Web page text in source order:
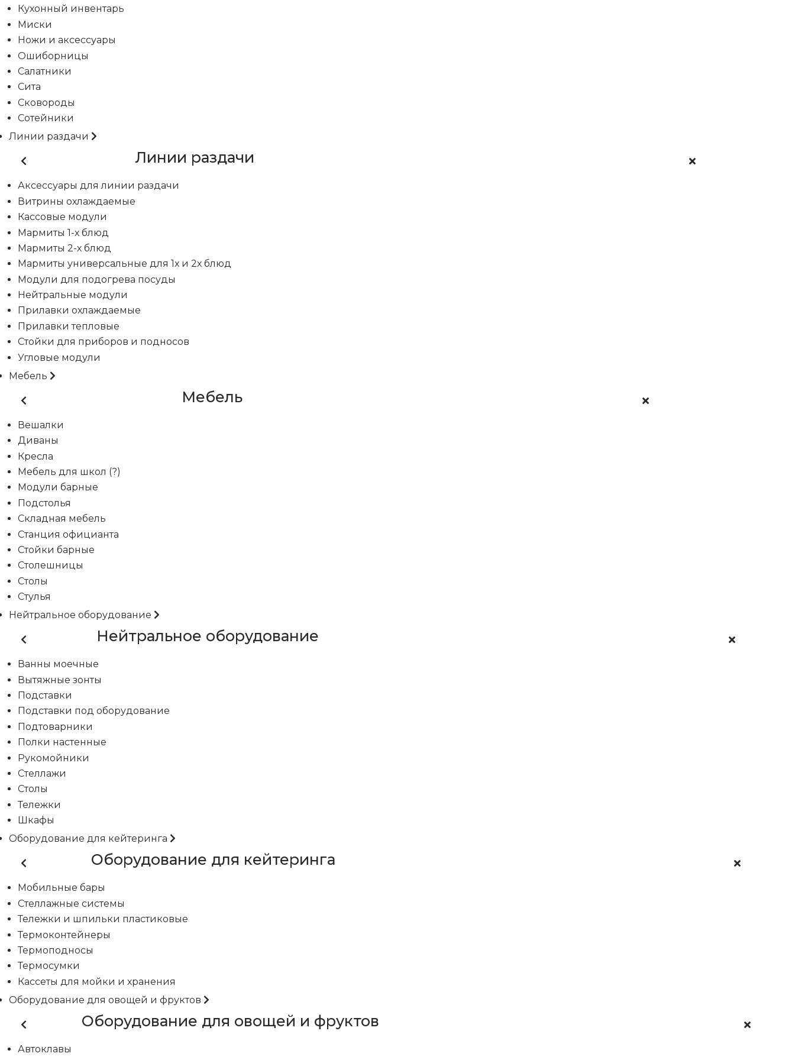
Кухонный инвентарь
Миски
Ножи и аксессуары
Ошиборницы
Салатники
Сита
Сковороды
Сотейники
Линии раздачи
Линии раздачи
Аксессуары для линии раздачи
Витрины охлаждаемые
Кассовые модули
Мармиты 1-х блюд
Мармиты 2-х блюд
Мармиты универсальные для 1х и 2х блюд
Модули для подогрева посуды
Нейтральные модули
Прилавки охлаждаемые
Прилавки тепловые
Стойки для приборов и подносов
Угловые модули
Мебель
Мебель
Вешалки
Диваны
Кресла
Мебель для школ (?)
Модули барные
Подстолья
Складная мебель
Станция официанта
Стойки барные
Столешницы
Столы
Стулья
Нейтральное оборудование
Нейтральное оборудование
Ванны моечные
Вытяжные зонты
Подставки
Подставки под оборудование
Подтоварники
Полки настенные
Рукомойники
Стеллажи
Столы
Тележки
Шкафы
Оборудование для кейтеринга
Оборудование для кейтеринга
Мобильные бары
Стеллажные системы
Тележки и шпильки пластиковые
Термоконтейнеры
Термоподносы
Термосумки
Кассеты для мойки и хранения
Оборудование для овощей и фруктов
Оборудование для овощей и фруктов
Автоклавы